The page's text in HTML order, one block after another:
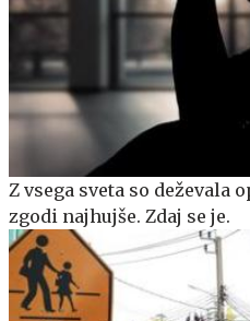
Z vsega sveta so deževala
zgodi najhujše. Zdaj se je.